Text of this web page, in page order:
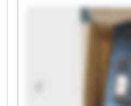
Ambold Pressen
Ambold Pressen
Ambold Pressen
Ambold Pressen
Ambold Pressen